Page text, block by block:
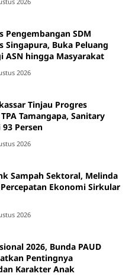
Pengembangan SDM
Singapura, Buka Peluang
ASN hingga Masyarakat
2026
Tinjau Progres
Tamangapa, Sanitary
Persen
2026
Sampah Sektoral, Melinda
Ekonomi Sirkular
2026
2026, Bunda PAUD
Pentingnya
Karakter Anak